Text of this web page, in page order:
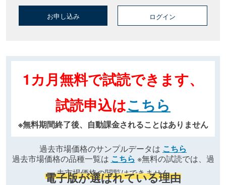
お申し込み ログイン
1カ月無料で試読できます、
試読申込はこちら
※無料期間終了後、自動課金されることはありません
過去市場価格のサンプルデータは こちら
過去市場価格の品種一覧は こちら ※無料の試読では、過
去市場価格の閲覧はできません
電子版が選ばれている理由